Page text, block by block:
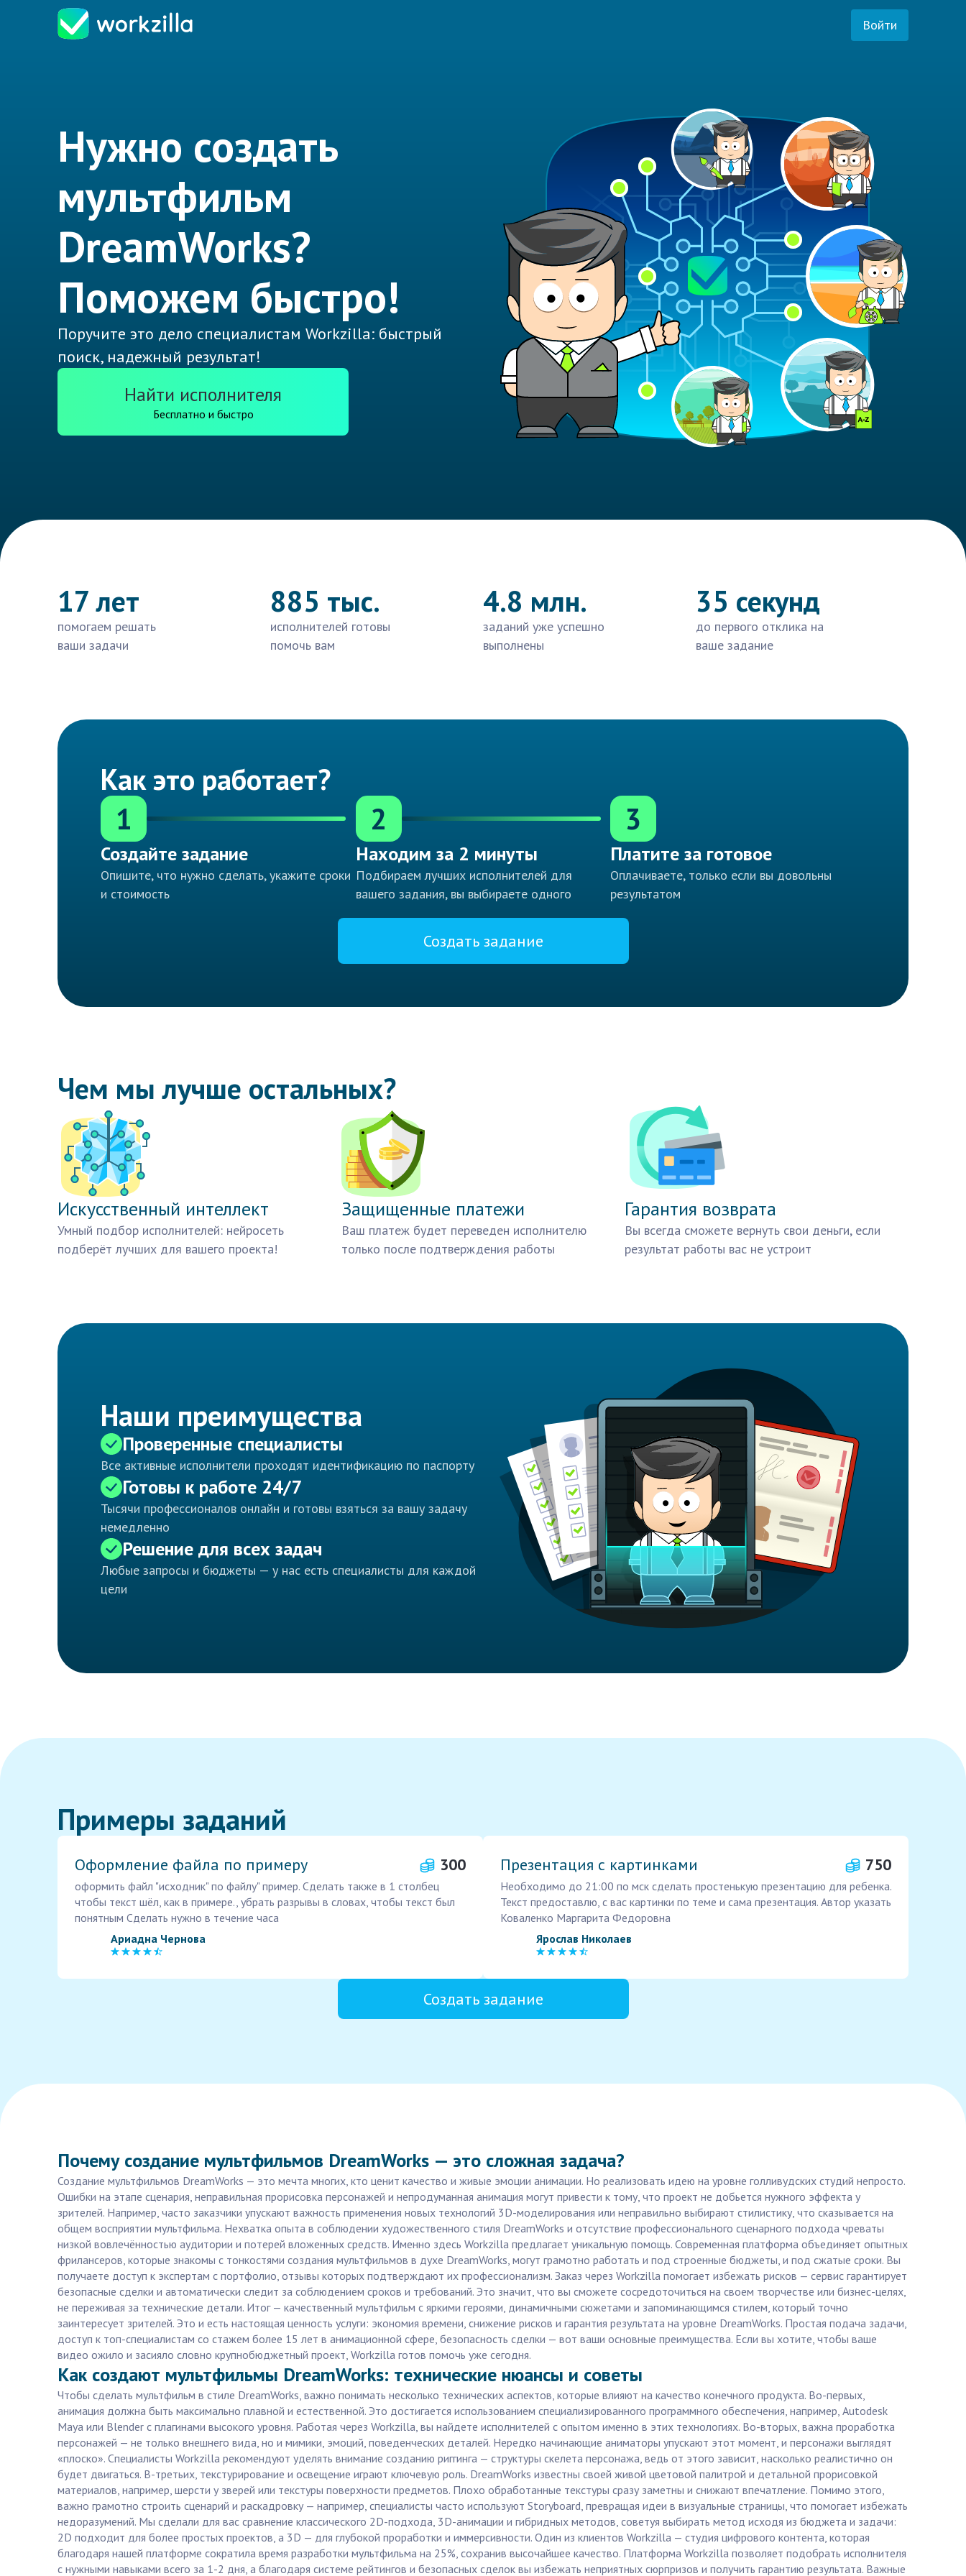
Войти
Нужно создать
мультфильм
DreamWorks?
Поможем быстро!
Поручите это дело специалистам Workzilla: быстрый
поиск, надежный результат!
Найти исполнителя
Бесплатно и быстро
17 лет
помогаем решать
ваши задачи
885 тыс.
исполнителей готовы
помочь вам
4.8 млн.
заданий уже успешно
выполнены
35 секунд
до первого отклика на
ваше задание
Как это работает?
1
Создайте задание
Опишите, что нужно сделать, укажите сроки
и стоимость
2
Находим за 2 минуты
Подбираем лучших исполнителей для
вашего задания, вы выбираете одного
3
Платите за готовое
Оплачиваете, только если вы довольны
результатом
Создать задание
Чем мы лучше остальных?
Искусственный интеллект
Умный подбор исполнителей: нейросеть
подберёт лучших для вашего проекта!
Защищенные платежи
Ваш платеж будет переведен исполнителю
только после подтверждения работы
Гарантия возврата
Вы всегда сможете вернуть свои деньги, если
результат работы вас не устроит
Наши преимущества
Проверенные специалисты
Все активные исполнители проходят идентификацию по паспорту
Готовы к работе 24/7
Тысячи профессионалов онлайн и готовы взяться за вашу задачу
немедленно
Решение для всех задач
Любые запросы и бюджеты — у нас есть специалисты для каждой
цели
Примеры заданий
Оформление файла по примеру 300
оформить файл "исходник" по файлу" пример. Сделать также в 1 столбец
чтобы текст шёл, как в примере., убрать разрывы в словах, чтобы текст был
понятным Сделать нужно в течение часа
Ариадна Чернова
Презентация с картинками 750
Необходимо до 21:00 по мск сделать простенькую презентацию для ребенка.
Текст предоставлю, с вас картинки по теме и сама презентация. Автор указать
Коваленко Маргарита Федоровна
Ярослав Николаев
Создать задание
Почему создание мультфильмов DreamWorks — это сложная задача?
Создание мультфильмов DreamWorks — это мечта многих, кто ценит качество и живые эмоции анимации. Но реализовать идею на уровне голливудских студий непросто.
Ошибки на этапе сценария, неправильная прорисовка персонажей и непродуманная анимация могут привести к тому, что проект не добьется нужного эффекта у
зрителей. Например, часто заказчики упускают важность применения новых технологий 3D-моделирования или неправильно выбирают стилистику, что сказывается на
общем восприятии мультфильма. Нехватка опыта в соблюдении художественного стиля DreamWorks и отсутствие профессионального сценарного подхода чреваты
низкой вовлечённостью аудитории и потерей вложенных средств. Именно здесь Workzilla предлагает уникальную помощь. Современная платформа объединяет опытных
фрилансеров, которые знакомы с тонкостями создания мультфильмов в духе DreamWorks, могут грамотно работать и под строенные бюджеты, и под сжатые сроки. Вы
получаете доступ к экспертам с портфолио, отзывы которых подтверждают их профессионализм. Заказ через Workzilla помогает избежать рисков — сервис гарантирует
безопасные сделки и автоматически следит за соблюдением сроков и требований. Это значит, что вы сможете сосредоточиться на своем творчестве или бизнес-целях,
не переживая за технические детали. Итог — качественный мультфильм с яркими героями, динамичными сюжетами и запоминающимся стилем, который точно
заинтересует зрителей. Это и есть настоящая ценность услуги: экономия времени, снижение рисков и гарантия результата на уровне DreamWorks. Простая подача задачи,
доступ к топ-специалистам со стажем более 15 лет в анимационной сфере, безопасность сделки — вот ваши основные преимущества. Если вы хотите, чтобы ваше
видео ожило и засияло словно крупнобюджетный проект, Workzilla готов помочь уже сегодня.
Как создают мультфильмы DreamWorks: технические нюансы и советы
Чтобы сделать мультфильм в стиле DreamWorks, важно понимать несколько технических аспектов, которые влияют на качество конечного продукта. Во-первых,
анимация должна быть максимально плавной и естественной. Это достигается использованием специализированного программного обеспечения, например, Autodesk
Maya или Blender с плагинами высокого уровня. Работая через Workzilla, вы найдете исполнителей с опытом именно в этих технологиях. Во-вторых, важна проработка
персонажей — не только внешнего вида, но и мимики, эмоций, поведенческих деталей. Нередко начинающие аниматоры упускают этот момент, и персонажи выглядят
«плоско». Специалисты Workzilla рекомендуют уделять внимание созданию риггинга — структуры скелета персонажа, ведь от этого зависит, насколько реалистично он
будет двигаться. В-третьих, текстурирование и освещение играют ключевую роль. DreamWorks известны своей живой цветовой палитрой и детальной прорисовкой
материалов, например, шерсти у зверей или текстуры поверхности предметов. Плохо обработанные текстуры сразу заметны и снижают впечатление. Помимо этого,
важно грамотно строить сценарий и раскадровку — например, специалисты часто используют Storyboard, превращая идеи в визуальные страницы, что помогает избежать
недоразумений. Мы сделали для вас сравнение классического 2D-подхода, 3D-анимации и гибридных методов, советуя выбирать метод исходя из бюджета и задачи:
2D подходит для более простых проектов, а 3D — для глубокой проработки и иммерсивности. Один из клиентов Workzilla — студия цифрового контента, которая
благодаря нашей платформе сократила время разработки мультфильма на 25%, сохранив высочайшее качество. Платформа Workzilla позволяет подобрать исполнителя
с нужными навыками всего за 1-2 дня, а благодаря системе рейтингов и безопасных сделок вы избежать неприятных сюрпризов и получить гарантию результата. Важные